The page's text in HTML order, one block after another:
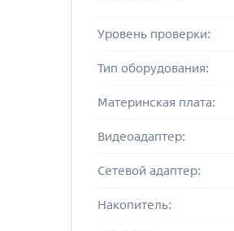
Уровень проверки:
Тип оборудования:
Материнская плата:
Видеоадаптер:
Сетевой адаптер:
Накопитель: